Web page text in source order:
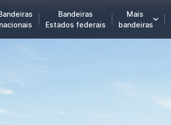
nacionais
Bandeiras
Estados federais
Mais
bandeiras